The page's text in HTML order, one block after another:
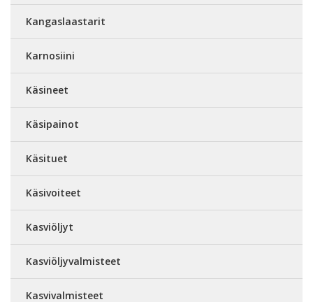
Kangaslaastarit
Karnosiini
Käsineet
Käsipainot
Käsituet
Käsivoiteet
Kasviöljyt
Kasviöljyvalmisteet
Kasvivalmisteet